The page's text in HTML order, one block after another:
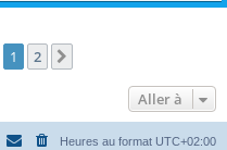
1 2
Aller à
Heures au format UTC+02:00